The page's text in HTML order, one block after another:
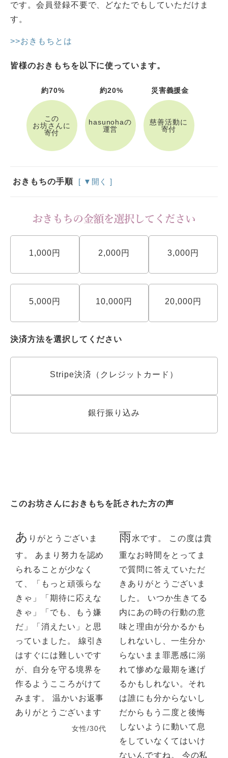
です。会員登録不要で、どなたでもしていただけま
す。
>>おきもちとは
皆様のおきもちを以下に使っています。
約70%
この
お坊さんに
寄付
約20%
hasunohaの
運営
災害義援金
慈善活動に
寄付
おきもちの手順 [ ▼開く ]
1,000円 2,000円 3,000円
5,000円 10,000円 20,000円
決済方法を選択してください
Stripe決済（クレジットカード）
銀行振り込み
このお坊さんにおきもちを託された方の声
あ りがとうございま
す。 あまり努力を認め
られることが少なく
て、「もっと頑張らな
きゃ」「期待に応えな
きゃ」「でも、もう嫌
だ」「消えたい」と思
っていました。 線引き
はすぐには難しいです
が、自分を守る境界を
作るようこころがけて
みます。 温かいお返事
ありがとうございます
女性/30代
雨水です。 この度は貴
重なお時間をとってま
で質問に答えていただ
きありがとうございま
した。 いつか生きてる
内にあの時の行動の意
味と理由が分かるかも
しれないし、一生分か
らないまま罪悪感に溺
れて惨めな最期を遂げ
るかもしれない。それ
は誰にも分からないし
だからもう二度と後悔
しないように動いて息
をしていなくてはいけ
ないんですね。 今の私